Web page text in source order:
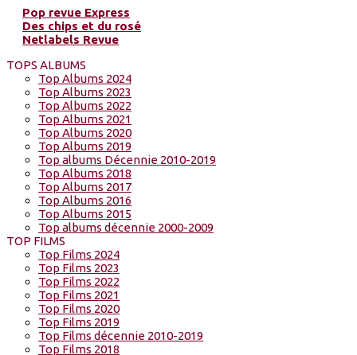
Pop revue Express
Des chips et du rosé
Netlabels Revue
TOPS ALBUMS
Top Albums 2024
Top Albums 2023
Top Albums 2022
Top Albums 2021
Top Albums 2020
Top Albums 2019
Top albums Décennie 2010-2019
Top Albums 2018
Top Albums 2017
Top Albums 2016
Top Albums 2015
Top albums décennie 2000-2009
TOP FILMS
Top Films 2024
Top Films 2023
Top Films 2022
Top Films 2021
Top Films 2020
Top Films 2019
Top Films décennie 2010-2019
Top Films 2018